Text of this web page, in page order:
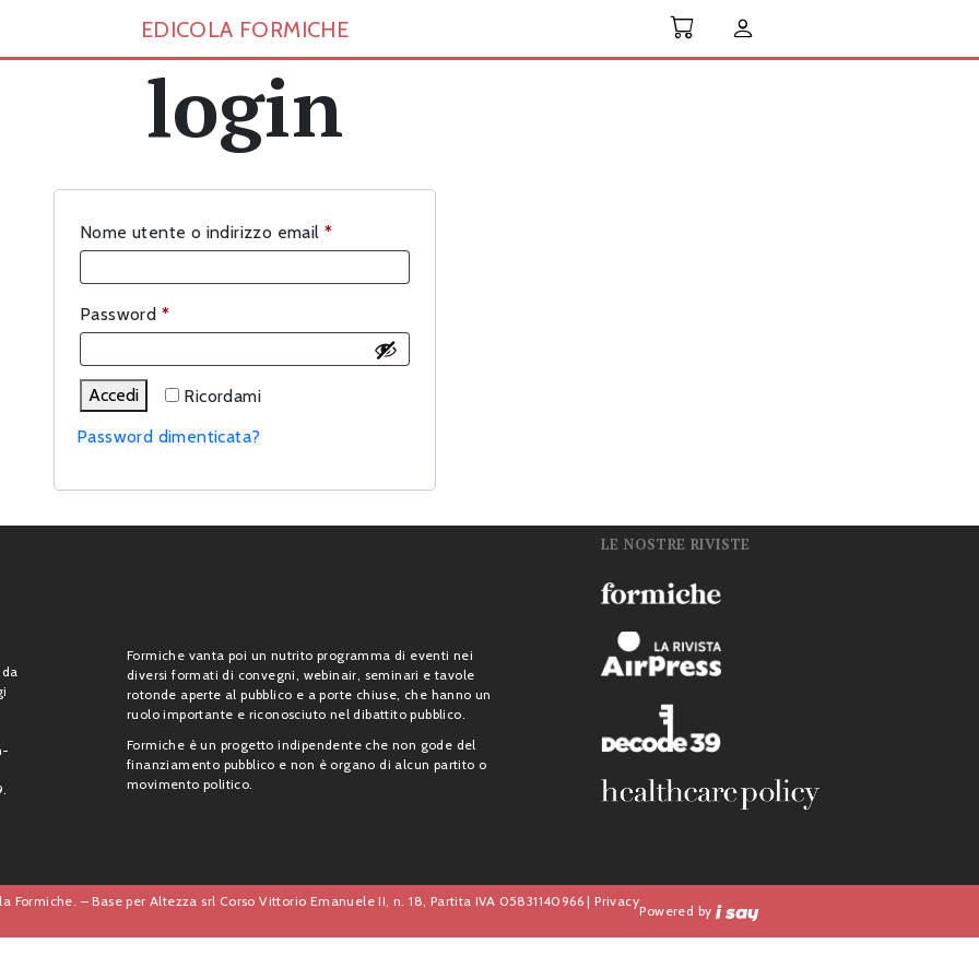
EDICOLA FORMICHE
login
Nome utente o indirizzo email *Richiesto
Password *Richiesto
Ricordami
Accedi
Password dimenticata?
Formiche vanta poi un nutrito programma di eventi nei
diversi formati di convegni, webinair, seminari e tavole
rotonde aperte al pubblico e a porte chiuse, che hanno un
ruolo importante e riconosciuto nel dibattito pubblico.
Formiche è un progetto indipendente che non gode del
finanziamento pubblico e non è organo di alcun partito o
movimento politico.
LE NOSTRE RIVISTE
Formiche. – Base per Altezza srl Corso Vittorio Emanuele II, n. 18, Partita IVA 05831140966 |Privacy
Powered by